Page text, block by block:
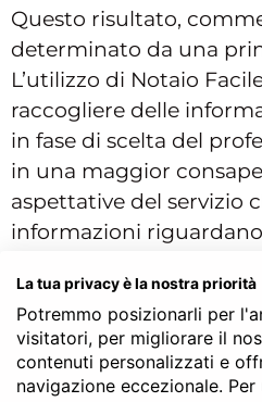
Questo risultato,
determinato da una
L’utilizzo di Notaio
raccogliere delle
in fase di scelta del
in una maggior
aspettative del servizio
informazioni
servizio verrà erogato
qualità), nonché il
indicativamente
professionali sono
La tua privacy è la nostra priorità
Potremmo posizionarli per
visitatori, per migliorare il
contenuti personalizzati e
navigazione eccezionale.